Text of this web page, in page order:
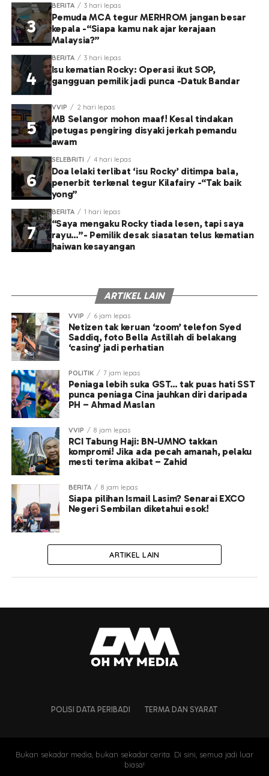
BERITA 3 hari lepas
Pemuda MCA tegur MERHROM jangan besar
kepala -“Siapa kamu nak ajar kerajaan
Malaysia?”
BERITA 3 hari lepas
Isu kematian Rocky: Operasi ikut SOP,
gangguan pemilik jadi punca -Datuk Bandar
VVIP 2 hari lepas
MB Selangor mohon maaf! Kesal tindakan
petugas pengiring disyaki jerkah pemandu
awam
SELEBRITI 4 hari lepas
Doa lelaki terlibat ‘isu Rocky’ ditimpa bala,
penerbit terkenal tegur Kilafairy -“Tak baik
yong”
BERITA 1 hari lepas
“Saya mengaku Rocky tiada lesen, tapi saya
rayu…”- Pemilik desak siasatan telus kematian
haiwan kesayangan
ARTIKEL LAIN
VVIP 6 jam lepas
Netizen tak keruan ‘zoom’ telefon Syed
Saddiq, foto Bella Astillah di belakang
‘casing’ jadi perhatian
POLITIK 7 jam lepas
Peniaga lebih suka GST… tak puas hati SST
punca peniaga Cina jauhkan diri daripada
PH – Ahmad Maslan
VVIP 8 jam lepas
RCI Tabung Haji: BN-UMNO takkan
kompromi! Jika ada pecah amanah, pelaku
mesti terima akibat – Zahid
BERITA 8 jam lepas
Siapa pilihan Ismail Lasim? Senarai EXCO
Negeri Sembilan diketahui esok!
ARTIKEL LAIN
POLISI DATA PERIBADI TERMA DAN SYARAT
Bukan sekadar media, bukan sekadar cerita. Di sini, semua jadi luar
biasa!